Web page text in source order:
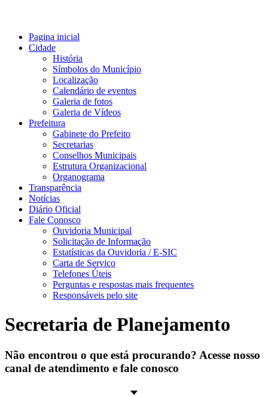
Pagina inicial
Cidade
História
Símbolos do Município
Localização
Calendário de eventos
Galeria de fotos
Galeria de Vídeos
Prefeitura
Gabinete do Prefeito
Secretarias
Conselhos Municipais
Estrutura Organizacional
Organograma
Transparência
Notícias
Diário Oficial
Fale Conosco
Ouvidoria Municipal
Solicitação de Informação
Estatísticas da Ouvidoria / E-SIC
Carta de Serviço
Telefones Úteis
Perguntas e respostas mais frequentes
Responsáveis pelo site
Secretaria de Planejamento
Não encontrou o que está procurando? Acesse nosso
canal de atendimento e fale conosco